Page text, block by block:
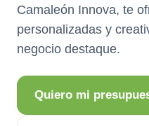
Camaleón Innova, te
personalizadas y
negocio destaque.
Quiero mi